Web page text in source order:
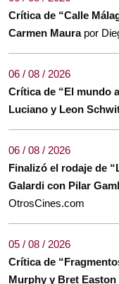
Crítica de “Calle
Carmen Maura por
06 / 08 / 2026
Crítica de “El mundo
Luciano y Leon
06 / 08 / 2026
Finalizó el rodaje de
Galardi con Pilar
OtrosCines.com
05 / 08 / 2026
Crítica de
Murphy y Bret